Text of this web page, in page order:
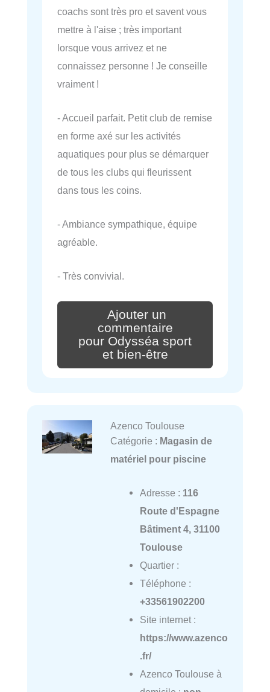
coachs sont très pro et savent vous
mettre à l'aise ; très important
lorsque vous arrivez et ne
connaissez personne ! Je conseille
vraiment !
- Accueil parfait. Petit club de remise
en forme axé sur les activités
aquatiques pour plus se démarquer
de tous les clubs qui fleurissent
dans tous les coins.
- Ambiance sympathique, équipe
agréable.
- Très convivial.
Ajouter un
commentaire
pour Odysséa sport
et bien-être
Azenco Toulouse
Catégorie : Magasin de
matériel pour piscine
Adresse : 116
Route d'Espagne
Bâtiment 4, 31100
Toulouse
Quartier :
Téléphone :
+33561902200
Site internet :
https://www.azenco
.fr/
Azenco Toulouse à